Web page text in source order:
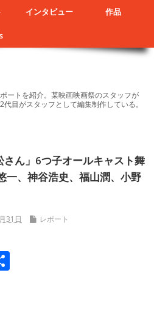
インタビュー 作品
ートを紹介。某映画映画祭のスタッフが
目がスタッフとして編集制作している。
ん」6つ子オールキャスト舞
一、神谷浩史、福山潤、小野
31日 レポート